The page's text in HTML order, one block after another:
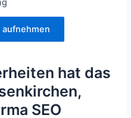
hat das
SEO